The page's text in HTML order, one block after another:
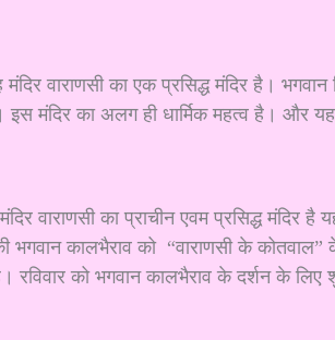
प्रसिद्ध मंदिर है। भगवान शिव का
इस मंदिर का अलग ही धार्मिक महत्व है। और
प्राचीन एवम प्रसिद्ध मंदिर है यह
भगवान कालभैराव को “वाराणसी के
रविवार को भगवान कालभैराव के दर्शन के लिए